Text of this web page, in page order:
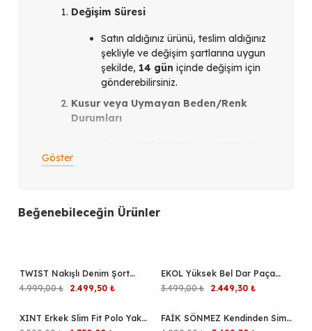
Değişim Süresi
Satın aldığınız ürünü, teslim aldığınız
şekliyle ve değişim şartlarına uygun
şekilde, 14 gün içinde değişim için
gönderebilirsiniz.
Kusur veya Uymayan Beden/Renk
Durumları
içinde
gerekmektedir.
siparişler için: Siparişi verdiğiniz
Instagram hesabından bize
Göster
Beğenebileceğin Ürünler
%50
TWIST Nakışlı Denim Şort
TS1260013086
4.999,00₺
Orijinal
4.999,00 ₺.
2.499,50 ₺Şu
fiyat:
2.499,50 ₺.
%30
EKOL Yüksek Bel Dar Paça
Pantolon 4016
3.499,00₺
Orijinal
3.499,00 ₺.
2.449,30 ₺Şu
fiyat:
2.449,30 ₺.
%30
XINT Erkek Slim Fit Polo Yaka
%30
FAİK SÖNMEZ Kendinden Sim